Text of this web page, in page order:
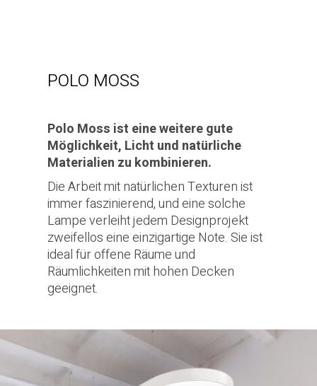
POLO MOSS
Polo Moss ist eine weitere gute
Möglichkeit, Licht und natürliche
Materialien zu kombinieren.
Die Arbeit mit natürlichen Texturen ist
immer faszinierend, und eine solche
Lampe verleiht jedem Designprojekt
zweifellos eine einzigartige Note. Sie ist
ideal für offene Räume und
Räumlichkeiten mit hohen Decken
geeignet.